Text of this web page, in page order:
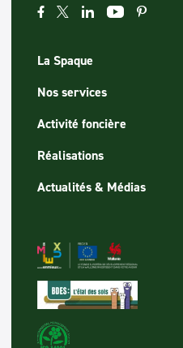
La Spaque
Nos services
Activité foncière
Réalisations
Actualités & Médias